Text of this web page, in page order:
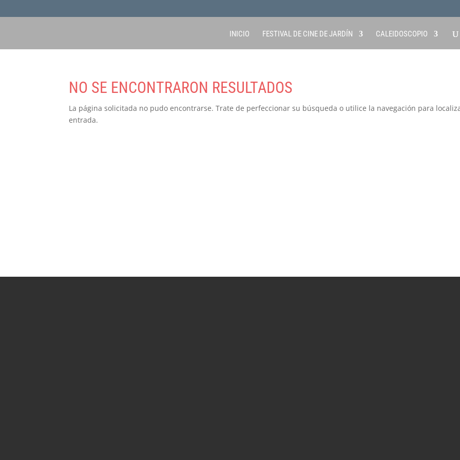
INICIO FESTIVAL DE CINE DE JARDÍN CALEIDOSCOPIO
NO SE ENCONTRARON RESULTADOS
La página solicitada no pudo encontrarse. Trate de perfeccionar su búsqueda o utilice la navegación para
entrada.